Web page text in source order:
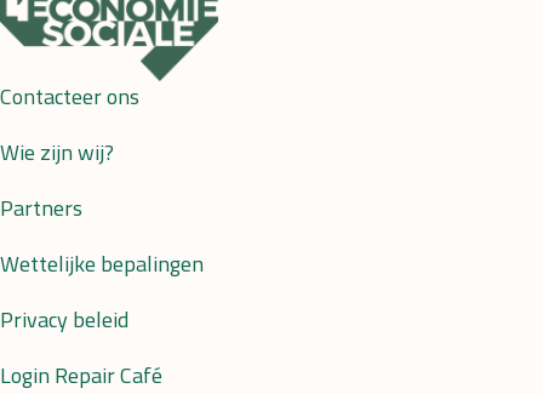
Contacteer ons
Wie zijn wij?
Partners
Wettelijke bepalingen
Privacy beleid
Login Repair Café